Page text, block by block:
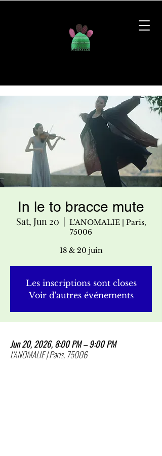
In le to bracce mute
Sat, Jun 20
  |
L'ANOMALIE | Paris,
75006
18 & 20 juin
Les inscriptions sont closes
Voir d'autres événements
Jun 20, 2026, 8:00 PM – 9:00 PM
L'ANOMALIE | Paris, 75006